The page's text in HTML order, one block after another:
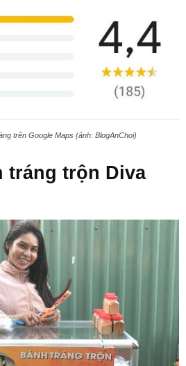
trên Google Maps (ảnh: BlogAnChoi)
tráng trộn Diva